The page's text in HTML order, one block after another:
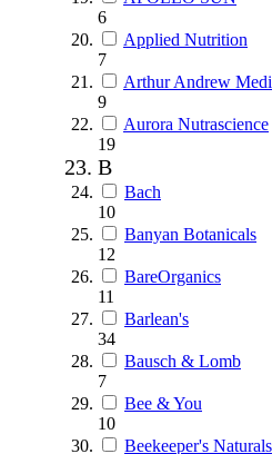
6
Applied Nutrition
7
Arthur Andrew
9
Aurora Nutrascience
19
B
Bach
10
Banyan Botanicals
12
BareOrganics
11
Barlean's
34
Bausch & Lomb
7
Bee & You
10
Beekeeper's Naturals